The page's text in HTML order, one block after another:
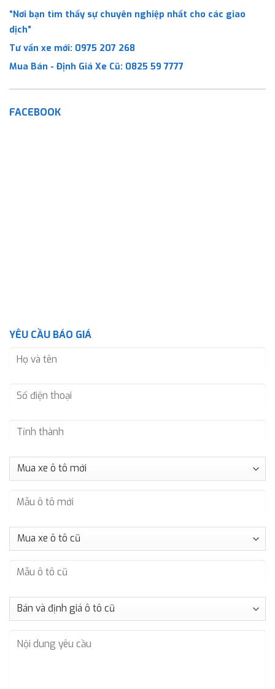
“Nơi bạn tìm thấy sự chuyên nghiệp nhất cho các giao
dịch”
Tư vấn xe mới: 0975 207 268
Mua Bán - Định Giá Xe Cũ: 0825 59 7777
FACEBOOK
YÊU CẦU BÁO GIÁ